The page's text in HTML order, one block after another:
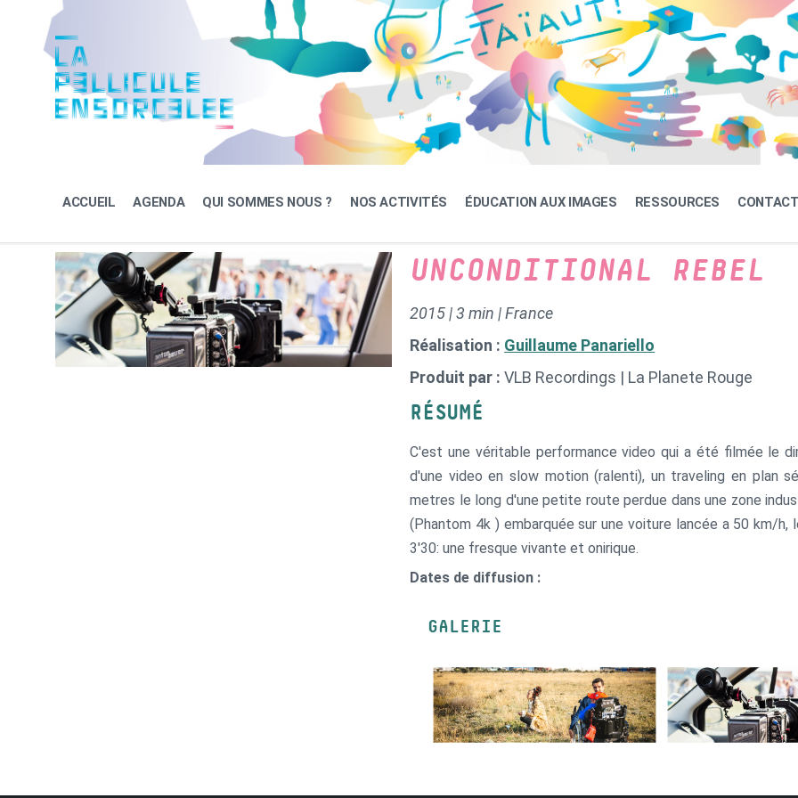
content
navigation
ACCUEIL AGENDA QUI SOMMES NOUS ? NOS ACTIVITÉS ÉDUCATION AUX IMAGES RESSOURCES
UNCONDITIONAL REBEL
2015 | 3 min | France
Réalisation : Guillaume Panariello
Produit par :VLB Recordings | La Planete Rouge
RÉSUMÉ
C'est une véritable performance video qui a été filmée le
d'une video en slow motion (ralenti), un traveling en plan
metres le long d'une petite route perdue dans une zone
(Phantom 4k ) embarquée sur une voiture lancée a 50 km/
3'30: une fresque vivante et onirique.
Dates de diffusion :
GALERIE